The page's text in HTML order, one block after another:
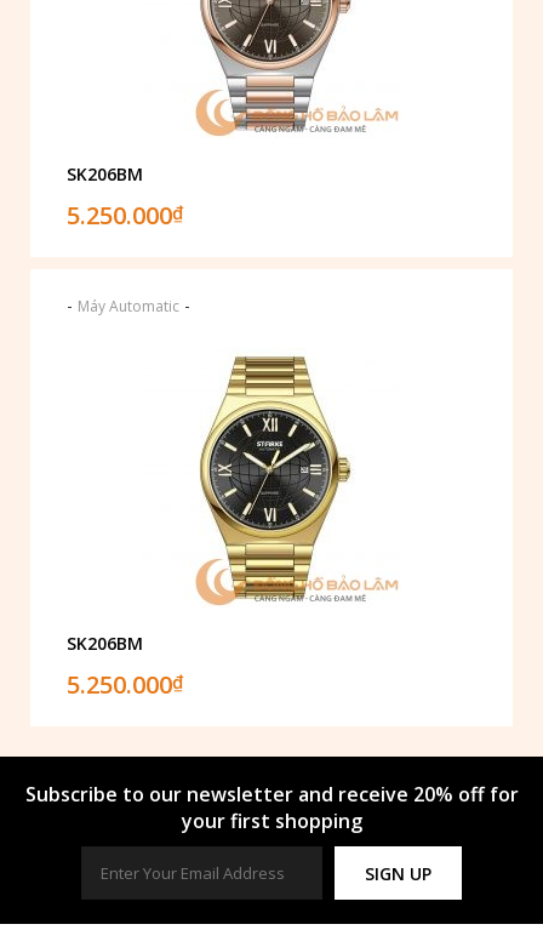
SK206BM
5.250.000₫
- Máy Automatic -
SK206BM
5.250.000₫
Subscribe to our newsletter and receive 20% off for
your first shopping
SIGN UP